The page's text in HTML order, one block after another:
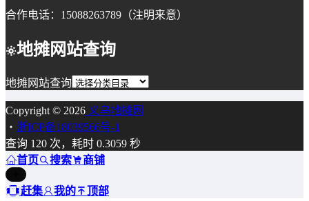
合作电话：15088263789（注明来意）
地摊网站查询
地摊网站查询
Copyright © 2026 义乌地摊网
・ 浙ICP备18039566号-1
查询 120 次，耗时 0.3059 秒
首页
搜索 商铺
赶集 我的 顶部